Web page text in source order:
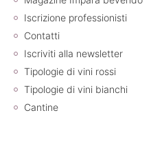
Iscrizione professionisti
Contatti
Iscriviti alla newsletter
Tipologie di vini rossi
Tipologie di vini bianchi
Cantine